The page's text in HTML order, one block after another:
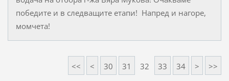
победите и в следващите етапи! Напред и нагоре,
момчета!
<< < 30 31 32 33 34 > >>